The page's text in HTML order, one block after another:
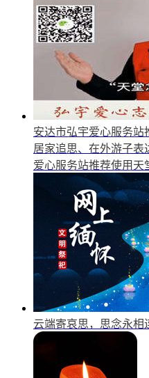
安达市弘宇爱心服务站
居家追思、在外游子表
爱心服务站推荐使用天
云端寄哀思，思念永相